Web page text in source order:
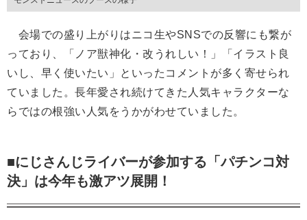
会場での盛り上がりはニコ生やSNSでの反響にも繋が
っており、「ノア獣神化・改うれしい！」「イラスト良
いし、早く使いたい」といったコメントが多く寄せられ
ていました。長年愛され続けてきた人気キャラクターな
らではの根強い人気をうかがわせていました。
■にじさんじライバーが参加する「パチンコ対
決」は今年も激アツ展開！